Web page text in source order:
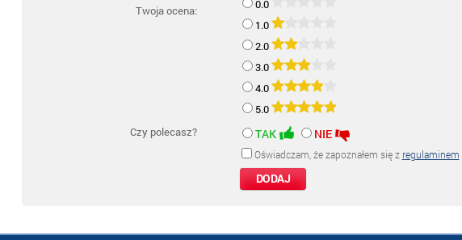
Twoja ocena:
0.0
1.0
2.0
3.0
4.0
5.0
Czy polecasz?
TAK NIE
Oświadczam, że zapoznałem się z regulaminem